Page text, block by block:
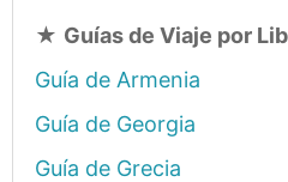
★ Guías de Viaje por
Guía de Armenia
Guía de Georgia
Guía de Grecia